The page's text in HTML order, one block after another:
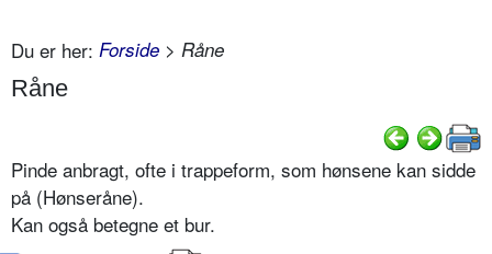
Du er her: Forside > Råne
Råne
Pinde anbragt, ofte i trappeform, som hønsene kan sidde
på (Hønseråne).
Kan også betegne et bur.